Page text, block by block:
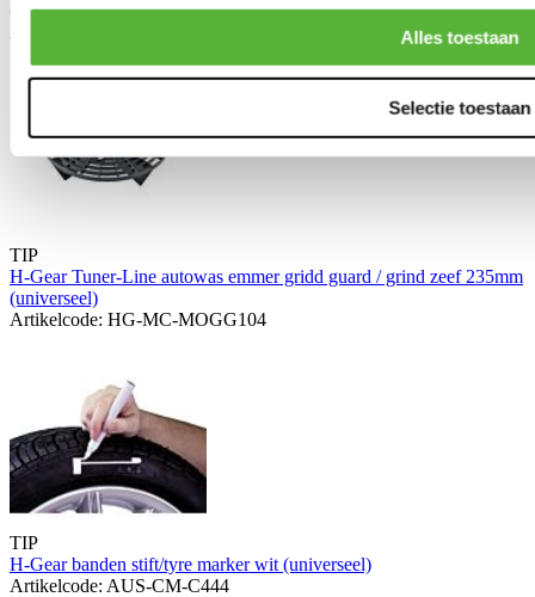
Alles toestaan
Selectie toestaan
(Universeel)
TIP
H-Gear Tuner-Line autowas emmer gridd guard / grind zeef 235mm
(universeel)
Artikelcode: HG-MC-MOGG104
TIP
H-Gear banden stift/tyre marker wit (universeel)
Artikelcode: AUS-CM-C444